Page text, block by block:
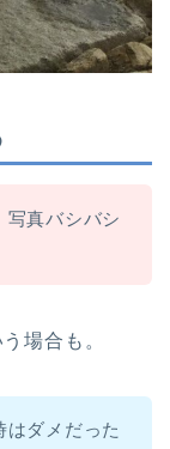
写真バシバシ
場合も。
ダメだった